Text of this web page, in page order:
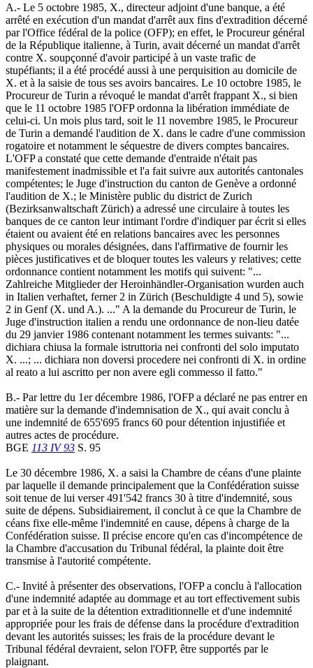
A.- Le 5 octobre 1985, X., directeur adjoint d'une banque, a été
arrêté en exécution d'un mandat d'arrêt aux fins d'extradition décerné
par l'Office fédéral de la police (OFP); en effet, le Procureur général
de la République italienne, à Turin, avait décerné un mandat d'arrêt
contre X. soupçonné d'avoir participé à un vaste trafic de
stupéfiants; il a été procédé aussi à une perquisition au domicile de
X. et à la saisie de tous ses avoirs bancaires. Le 10 octobre 1985, le
Procureur de Turin a révoqué le mandat d'arrêt frappant X., si bien
que le 11 octobre 1985 l'OFP ordonna la libération immédiate de
celui-ci. Un mois plus tard, soit le 11 novembre 1985, le Procureur
de Turin a demandé l'audition de X. dans le cadre d'une commission
rogatoire et notamment le séquestre de divers comptes bancaires.
L'OFP a constaté que cette demande d'entraide n'était pas
manifestement inadmissible et l'a fait suivre aux autorités cantonales
compétentes; le Juge d'instruction du canton de Genève a ordonné
l'audition de X.; le Ministère public du district de Zurich
(Bezirksanwaltschaft Zürich) a adressé une circulaire à toutes les
banques de ce canton leur intimant l'ordre d'indiquer par écrit si elles
étaient ou avaient été en relations bancaires avec les personnes
physiques ou morales désignées, dans l'affirmative de fournir les
pièces justificatives et de bloquer toutes les valeurs y relatives; cette
ordonnance contient notamment les motifs qui suivent: "...
Zahlreiche Mitglieder der Heroinhändler-Organisation wurden auch
in Italien verhaftet, ferner 2 in Zürich (Beschuldigte 4 und 5), sowie
2 in Genf (X. und A.). ..." A la demande du Procureur de Turin, le
Juge d'instruction italien a rendu une ordonnance de non-lieu datée
du 29 janvier 1986 contenant notamment les termes suivants: "...
dichiara chiusa la formale istruttoria nei confronti del solo imputato
X. ...; ... dichiara non doversi procedere nei confronti di X. in ordine
al reato a lui ascritto per non avere egli commesso il fatto."
B.- Par lettre du 1er décembre 1986, l'OFP a déclaré ne pas entrer en
matière sur la demande d'indemnisation de X., qui avait conclu à
une indemnité de 655'695 francs 60 pour détention injustifiée et
autres actes de procédure.
BGE 113 IV 93 S. 95
Le 30 décembre 1986, X. a saisi la Chambre de céans d'une plainte
par laquelle il demande principalement que la Confédération suisse
soit tenue de lui verser 491'542 francs 30 à titre d'indemnité, sous
suite de dépens. Subsidiairement, il conclut à ce que la Chambre de
céans fixe elle-même l'indemnité en cause, dépens à charge de la
Confédération suisse. Il précise encore qu'en cas d'incompétence de
la Chambre d'accusation du Tribunal fédéral, la plainte doit être
transmise à l'autorité compétente.
C.- Invité à présenter des observations, l'OFP a conclu à l'allocation
d'une indemnité adaptée au dommage et au tort effectivement subis
par et à la suite de la détention extraditionnelle et d'une indemnité
appropriée pour les frais de défense dans la procédure d'extradition
devant les autorités suisses; les frais de la procédure devant le
Tribunal fédéral devraient, selon l'OFP, être supportés par le
plaignant.